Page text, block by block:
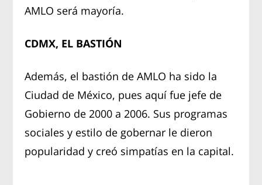
AMLO será mayoría.
CDMX, EL BASTIÓN
Además, el bastión de AMLO ha sido la
Ciudad de México, pues aquí fue jefe de
Gobierno de 2000 a 2006. Sus programas
sociales y estilo de gobernar le dieron
popularidad y creó simpatías en la capital.